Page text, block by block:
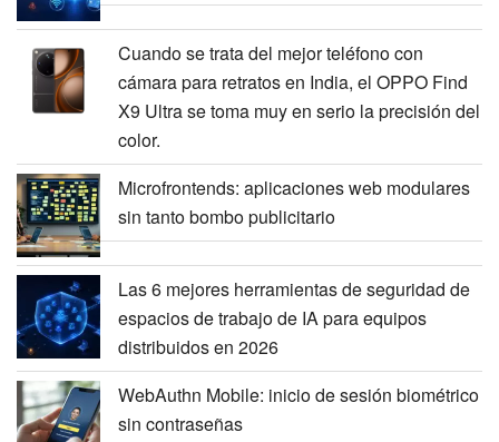
Cuando se trata del mejor teléfono con
cámara para retratos en India, el OPPO Find
X9 Ultra se toma muy en serio la precisión del
color.
Microfrontends: aplicaciones web modulares
sin tanto bombo publicitario
Las 6 mejores herramientas de seguridad de
espacios de trabajo de IA para equipos
distribuidos en 2026
WebAuthn Mobile: inicio de sesión biométrico
sin contraseñas